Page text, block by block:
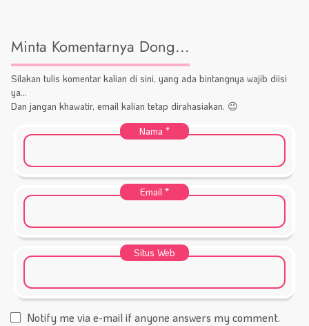
Minta Komentarnya Dong...
Silakan tulis komentar kalian di sini, yang ada bintangnya wajib diisi
ya...
Dan jangan khawatir, email kalian tetap dirahasiakan. 😉
Nama *
Email *
Situs Web
Notify me via e-mail if anyone answers my comment.